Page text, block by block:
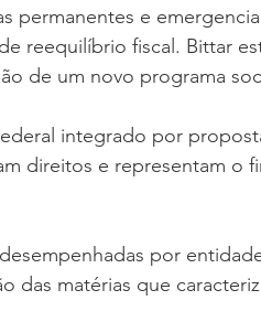
permanentes e
reequilíbrio fiscal. Bittar
de um novo programa
integrado por
direitos e representam o
por
das matérias que